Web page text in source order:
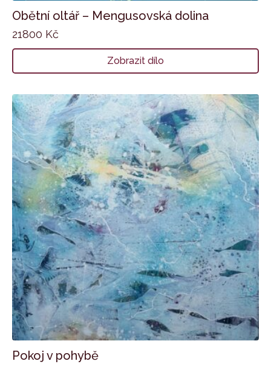
Obětní oltář – Mengusovská dolina
21800 Kč
Zobrazit dílo
Pokoj v pohybě